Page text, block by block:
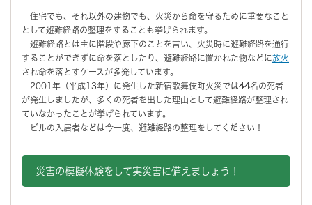
住宅でも、それ以外の建物でも、火災から命を守るために重要なこと
として避難経路の整理をすることも挙げられます。
避難経路とは主に階段や廊下のことを言い、火災時に避難経路を通行
することができずに命を落としたり、避難経路に置かれた物などに放火
され命を落とすケースが多発しています。
2001年（平成13年）に発生した新宿歌舞伎町火災では44名の死者
が発生しましたが、多くの死者を出した理由として避難経路が整理され
ていなかったことが挙げられています。
ビルの入居者などは今一度、避難経路の整理をしてください！
災害の模擬体験をして実災害に備えましょう！